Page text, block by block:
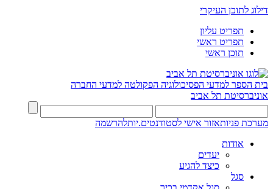
דילוג לתוכן העיקרי
תפריט עליון
תפריט ראשי
תוכן ראשי
בית הספר למדעי הפסיכולוגיה הפקולטה למדעי החברה
אוניברסיטת תל אביב
מערכת פניותאזור אישי לסטודנטים.יותלהרשמה
אודות
יעדים
כיצד להגיע
סגל